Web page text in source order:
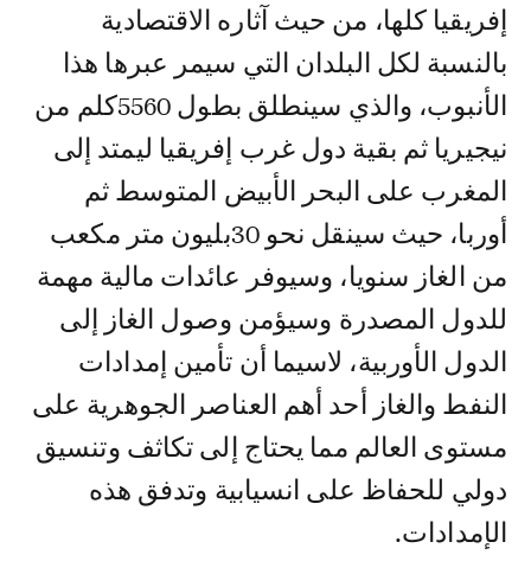
إفريقيا كلها، من حيث آثاره الاقتصادية
بالنسبة لكل البلدان التي سيمر عبرها هذا
الأنبوب، والذي سينطلق بطول 5560كلم من
نيجيريا ثم بقية دول غرب إفريقيا ليمتد إلى
المغرب على البحر الأبيض المتوسط ثم
أوربا، حيث سينقل نحو 30بليون متر مكعب
من الغاز سنويا، وسيوفر عائدات مالية مهمة
للدول المصدرة وسيؤمن وصول الغاز إلى
الدول الأوربية، لاسيما أن تأمين إمدادات
النفط والغاز أحد أهم العناصر الجوهرية على
مستوى العالم مما يحتاج إلى تكاثف وتنسيق
دولي للحفاظ على انسيابية وتدفق هذه
الإمدادات.